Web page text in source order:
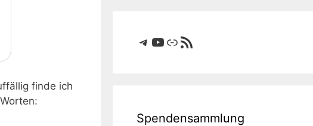
finde ich
Telegram
YouTube
LinkRSS-Feed
Spendensammlung